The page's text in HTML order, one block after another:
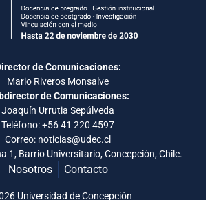
de Comunicaciones:
Mario Riveros Monsalve
de Comunicaciones:
Joaquín Urrutia Sepúlveda
Teléfono:+56 41 220 4597
Correo: noticias@udec.cl
1, Barrio Universitario, Concepción, Chile.
Nosotros Contacto
Universidad de Concepción